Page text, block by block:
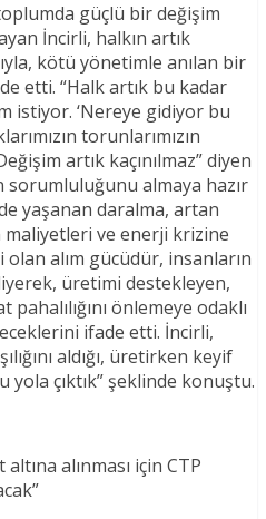
güçlü bir değişim
İncirli, halkın artık
kötü yönetimle anılan bir
etti. “Halk artık bu kadar
istiyor. ‘Nereye gidiyor bu
torunlarımızın
artık kaçınılmaz” diyen
sorumluluğunu almaya hazır
yaşanan daralma, artan
ve enerji krizine
alım gücüdür, insanların
üretimi destekleyen,
önlemeye odaklı
ifade etti. İncirli,
aldığı, üretirken keyif
yola çıktık” şeklinde konuştu.
altına alınması için CTP